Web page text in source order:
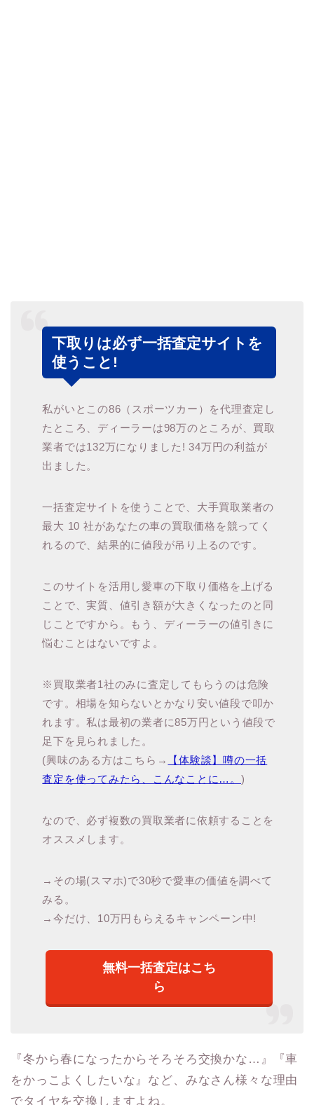
下取りは必ず一括査定サイトを
使うこと!
私がいとこの86（スポーツカー）を代理査定し
たところ、ディーラーは98万のところが、買取
業者では132万になりました! 34万円の利益が
出ました。
一括査定サイトを使うことで、大手買取業者の
最大 10 社があなたの車の買取価格を競ってく
れるので、結果的に値段が吊り上るのです。
このサイトを活用し愛車の下取り価格を上げる
ことで、実質、値引き額が大きくなったのと同
じことですから。もう、ディーラーの値引きに
悩むことはないですよ。
※買取業者1社のみに査定してもらうのは危険
です。相場を知らないとかなり安い値段で叩か
れます。私は最初の業者に85万円という値段で
足下を見られました。
(興味のある方はこちら→
【体験談】噂の一括
査定を使ってみたら、こんなことに…。 )
なので、必ず複数の買取業者に依頼することを
オススメします。
→その場(スマホ)で30秒で愛車の価値を調べて
みる。
→今だけ、10万円もらえるキャンペーン中!
無料一括査定はこち
ら
『冬から春になったからそろそろ交換かな…』『車
をかっこよくしたいな』など、みなさん様々な理由
でタイヤを交換しますよね。